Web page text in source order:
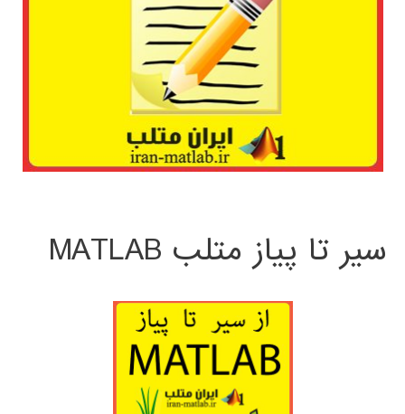
سیر تا پیاز متلب MATLAB